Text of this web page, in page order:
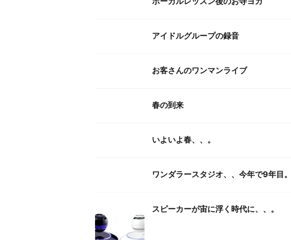
アイドルグループの録音
お客さんのワンマンライブ
春の到来
いよいよ春、、。
ワンダラースタジオ、、今年で9年目。
スピーカーが宙に浮く時代に、、。